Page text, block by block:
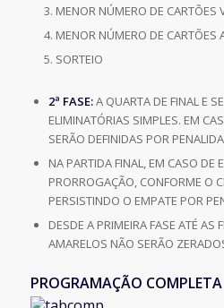
MENOR NÚMERO DE CARTÕES
MENOR NÚMERO DE CARTÕES
SORTEIO
2ª FASE:A QUARTA DE FINAL E
ELIMINATÓRIAS SIMPLES. EM
SERÃO DEFINIDAS POR
NA PARTIDA FINAL, EM CASO DE
PRORROGAÇÃO, CONFORME O
PERSISTINDO O EMPATE POR
DESDE A PRIMEIRA FASE ATÉ AS
AMARELOS NÃO SERÃO
PROGRAMAÇÃO COMPLETA